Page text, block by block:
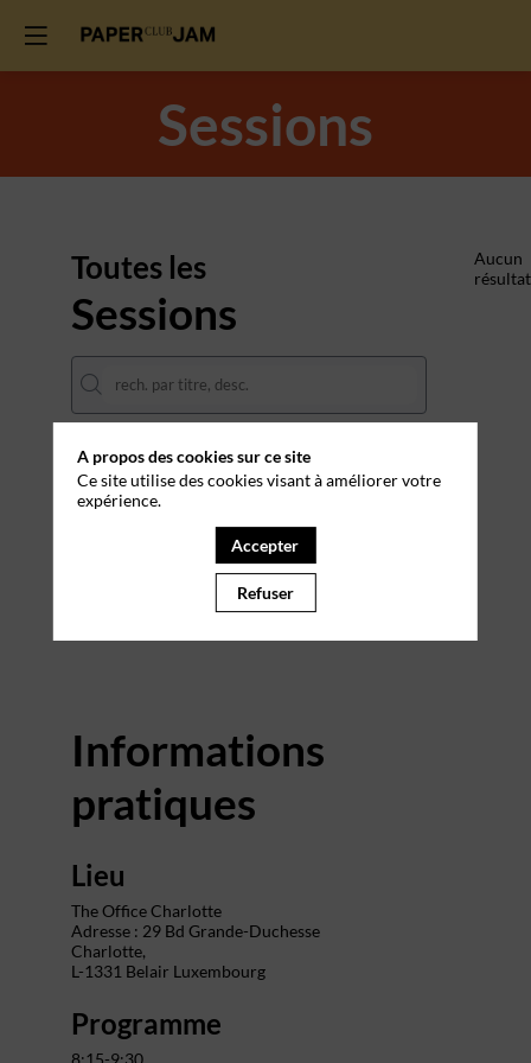
Sessions
Toutes les
Sessions
DATES
THÈMATIQUES
Effacer tous les filtres
Aucun
résultat
Informations
pratiques
Lieu
The Office Charlotte
Adresse : 29 Bd Grande-Duchesse
Charlotte,
L-1331 Belair Luxembourg
Programme
8:15-9:30
A propos des cookies sur ce site
Ce site utilise des cookies visant à améliorer votre
expérience.
Accepter
Refuser